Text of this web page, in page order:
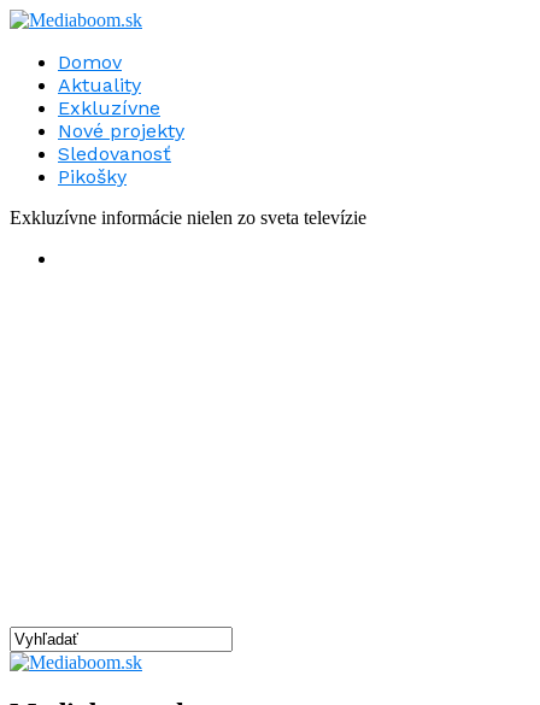
Domov
Aktuality
Exkluzívne
Nové projekty
Sledovanosť
Pikošky
Exkluzívne informácie nielen zo sveta televízie